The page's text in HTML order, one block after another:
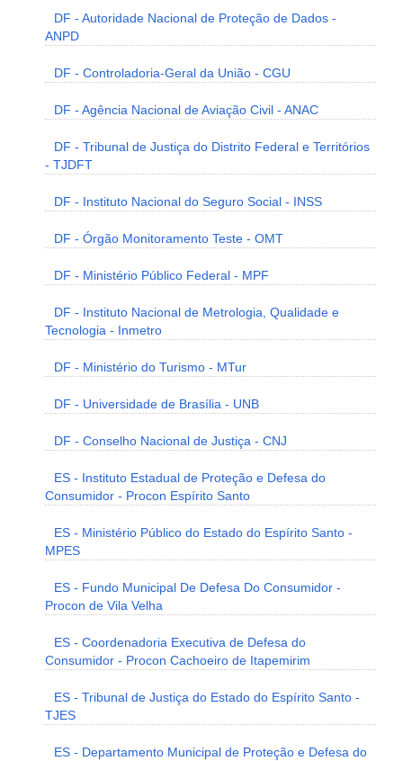
DF - Autoridade Nacional de Proteção de Dados -
ANPD
DF - Controladoria-Geral da União - CGU
DF - Agência Nacional de Aviação Civil - ANAC
DF - Tribunal de Justiça do Distrito Federal e Territórios
- TJDFT
DF - Instituto Nacional do Seguro Social - INSS
DF - Órgão Monitoramento Teste - OMT
DF - Ministério Público Federal - MPF
DF - Instituto Nacional de Metrologia, Qualidade e
Tecnologia - Inmetro
DF - Ministério do Turismo - MTur
DF - Universidade de Brasília - UNB
DF - Conselho Nacional de Justiça - CNJ
ES - Instituto Estadual de Proteção e Defesa do
Consumidor - Procon Espírito Santo
ES - Ministério Público do Estado do Espírito Santo -
MPES
ES - Fundo Municipal De Defesa Do Consumidor -
Procon de Vila Velha
ES - Coordenadoria Executiva de Defesa do
Consumidor - Procon Cachoeiro de Itapemirim
ES - Tribunal de Justiça do Estado do Espírito Santo -
TJES
ES - Departamento Municipal de Proteção e Defesa do